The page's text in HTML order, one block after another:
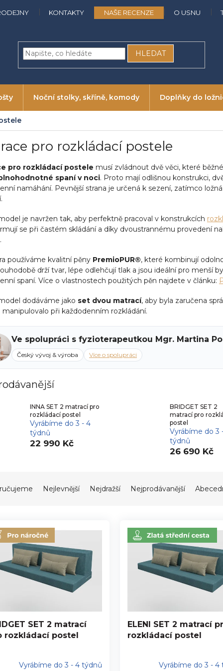
KONTAKTY NAŠE RECENZE O USNU
HLEDAT
Noční stolky, skříně, komody Doplňky do
pro rozkládací postele
pro rozkládací postele musí zvládnout dvě věci, které
spaní v noci. Proto mají odlišnou konstrukci,
namáhání. Pevnější strana je určená k sezení, zatímco
je navržen tak, aby perfektně pracoval v konstrukcích
se při častém skládání a díky dvoustrannému provedení
používáme kvalitní pěny PremioPUR®, které kombinují
drží tvar, lépe odlehčují tlak a jsou ideální pro menší
spaní. Více o vlastnostech použitých pěn najdete v článku:
dodáváme jako set dvou matrací, aby byla zaručena
manipulovalo při každodenním rozkládání.
Ve spolupráci s fyzioterapeutkou Mgr. Martina
Český vývoj & výroba Více o spolupráci
INNA SET 2 matrací pro
rozkládací postel
Vyrábíme do 3 - 4
týdnů
22 990 Kč
BRIDGET SET 2
matrací pro
postel
Vyrábíme do 3
týdnů
26 690 Kč
Nejlevnější Nejdražší Nejprodávanější
SET 2 matrací
rozkládací postel
Vyrábíme do 3 - 4 týdnů
ELENI SET 2 matrací
rozkládací postel
Vyrábíme do 3 - 4